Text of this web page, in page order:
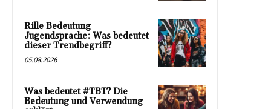
Rille Bedeutung
Jugendsprache: Was bedeutet
dieser Trendbegriff?
05.08.2026
Was bedeutet #TBT? Die
Bedeutung und Verwendung